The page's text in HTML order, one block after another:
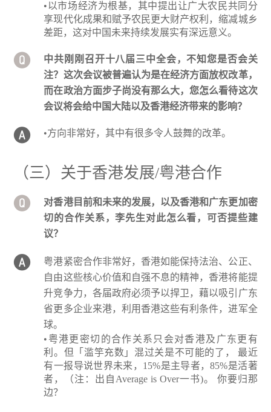
•以市场经济为根基，其中提出让广大农民共同分
享现代化成果和赋予农民更大财产权利，缩减城乡
差距，这对中国未来持续发展实有深远意义。
中共刚刚召开十八届三中全会，不知您是否会关
注？这次会议被普遍认为是在经济方面放权改革，
而在政治方面步子尚没有那么大，您怎么看待这次
会议将会给中国大陆以及香港经济带来的影响？
•方向非常好，其中有很多令人鼓舞的改革。
（三）关于香港发展/粤港合作
对香港目前和未来的发展，以及香港和广东更加密
切的合作关系，李先生对此怎么看，可否提些建
议？
粤港紧密合作非常好，香港如能保持法治、公正、
自由这些核心价值和自强不息的精神，香港将能提
升竞争力，各届政府必须予以捍卫，藉以吸引广东
省更多企业来港，利用香港这些有利条件，进军全
球。
•粤港更密切的合作关系只会对香港及广东更有
利。但「滥竽充数」混过关是不可能的了， 最近
有一报导说世界未来，15%是主导者，85%是活著
者，（注：出自Average is Over一书)。 你要归那
边？